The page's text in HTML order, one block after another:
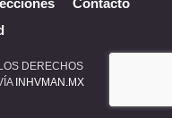
Contacto
DERECHOS
INHVMAN.MX